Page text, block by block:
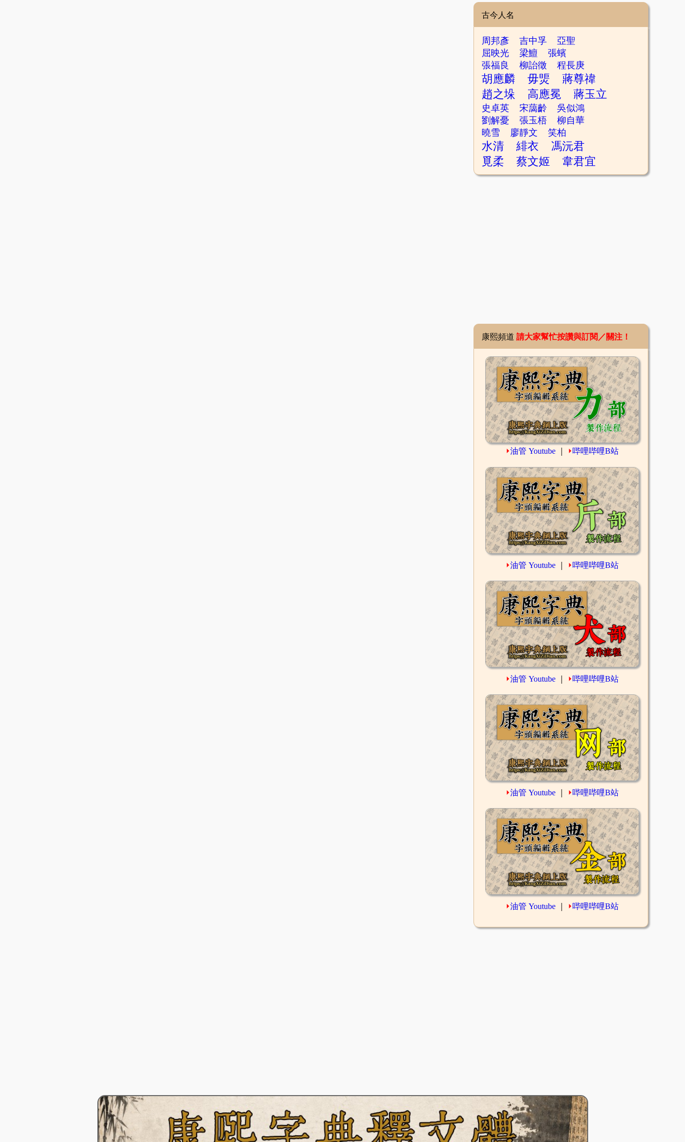
古今人名
周邦彥 吉中孚
亞聖
屈映光
梁鱣
張蠙
張福良
柳詒徵 程長庚
胡應麟 毋煚
蔣尊禕
趙之垛
高應冕 蔣玉立
史卓英 宋藹齡
吳似鴻
劉解憂
張玉梧
柳自華
曉雪
廖靜文 笑柏
水清 緋衣
馮沅君
覓柔
蔡文姬 韋君宜
康熙頻道 請大家幫忙按讚與訂閱／關注！
⏵油管 Youtube ⏵哔哩哔哩B站
⏵油管 Youtube ⏵哔哩哔哩B站
⏵油管 Youtube ⏵哔哩哔哩B站
⏵油管 Youtube ⏵哔哩哔哩B站
⏵油管 Youtube ⏵哔哩哔哩B站